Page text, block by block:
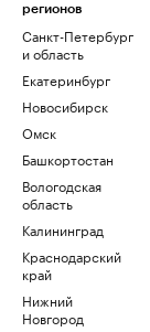
регионов
Санкт-Петербург
и область
Екатеринбург
Новосибирск
Омск
Башкортостан
Вологодская
область
Калининград
Краснодарский
край
Нижний
Новгород